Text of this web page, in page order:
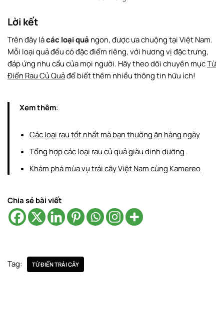
Lời kết
Trên đây làcác loại quả ngon, được ưa chuộng tại Việt Nam.
Mỗi loại quả đều có đặc điểm riêng, với hương vị đặc trưng,
đáp ứng nhu cầu của mọi người. Hãy theo dõi chuyên mụcTừ
Điển Rau Củ Quảđể biết thêm nhiều thông tin hữu ích!
Xem thêm:
Các loại rau tốt nhất mà bạn thường ăn hàng ngày
Tổng hợp các loại rau củ quả giàu dinh dưỡng
Khám phá mùa vụ trái cây Việt Nam cùng Kamereo
Chia sẻ bài viết
Tag: TỪ ĐIỂN TRÁI CÂY